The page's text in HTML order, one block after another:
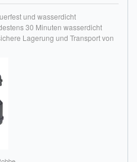
und wasserdicht
30 Minuten wasserdicht
Lagerung und Transport von